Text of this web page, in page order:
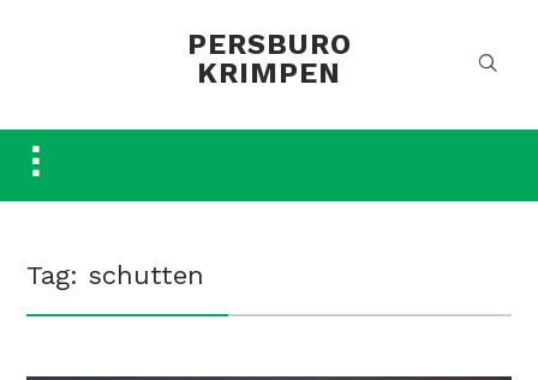
PERSBURO
KRIMPEN
Toggle
sidebar
Tag: schutten